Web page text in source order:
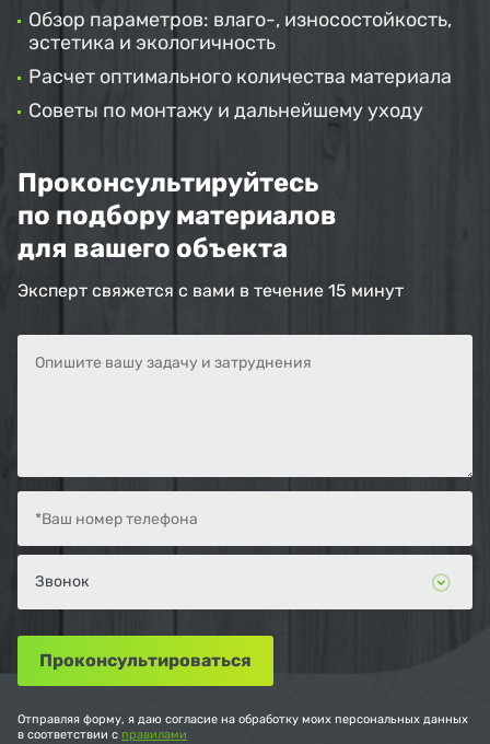
Обзор параметров: влаго-, износостойкость,
эстетика и экологичность
Расчет оптимального количества материала
Советы по монтажу и дальнейшему уходу
Проконсультируйтесь
по подбору материалов
для вашего объекта
Эксперт свяжется с вами в течение 15 минут
Отправляя форму, я даю согласие на обработку моих персональных данных
в соответствии с правилами